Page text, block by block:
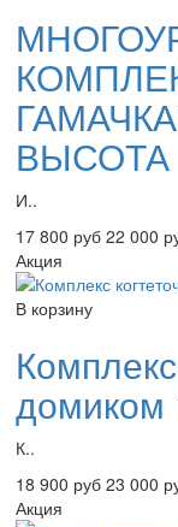
ВЫСОТА
И..
17 800 руб 22 000
Акция
В корзину
домиком
К..
18 900 руб 23 000
Акция